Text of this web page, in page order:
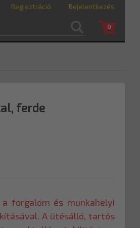
Regisztráció Bejelentkezés
0
ferde
a forgalom és munkahelyi
A ütésálló, tartós